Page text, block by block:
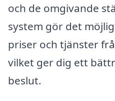
och de omgivande
system gör det
priser och tjänster
vilket ger dig ett
beslut.